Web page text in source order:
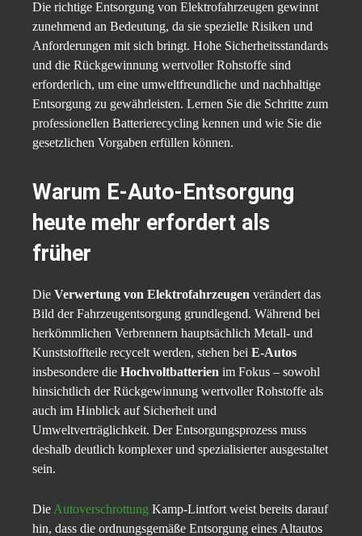
Die richtige Entsorgung von Elektrofahrzeugen gewinnt
zunehmend an Bedeutung, da sie spezielle Risiken und
Anforderungen mit sich bringt. Hohe Sicherheitsstandards
und die Rückgewinnung wertvoller Rohstoffe sind
erforderlich, um eine umweltfreundliche und nachhaltige
Entsorgung zu gewährleisten. Lernen Sie die Schritte zum
professionellen Batterierecycling kennen und wie Sie die
gesetzlichen Vorgaben erfüllen können.
Warum E-Auto-Entsorgung
heute mehr erfordert als
früher
Die Verwertung von Elektrofahrzeugen verändert das
Bild der Fahrzeugentsorgung grundlegend. Während bei
herkömmlichen Verbrennern hauptsächlich Metall- und
Kunststoffteile recycelt werden, stehen bei E-Autos
insbesondere die Hochvoltbatterien im Fokus – sowohl
hinsichtlich der Rückgewinnung wertvoller Rohstoffe als
auch im Hinblick auf Sicherheit und
Umweltverträglichkeit. Der Entsorgungsprozess muss
deshalb deutlich komplexer und spezialisierter ausgestaltet
sein.
Die Autoverschrottung Kamp-Lintfort weist bereits darauf
hin, dass die ordnungsgemäße Entsorgung eines Altautos